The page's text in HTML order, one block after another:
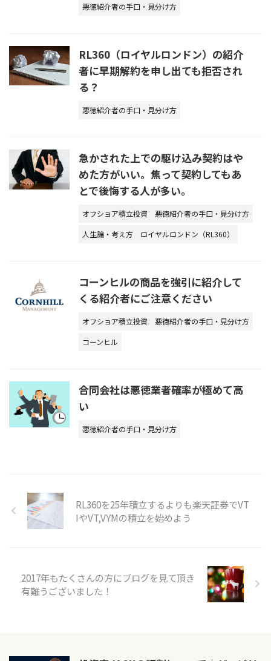
悪徳紹介者の手口・見分け方
RL360（ロイヤルロンドン）の紹介
者に早期解約を申し出ても拒否され
る？
悪徳紹介者の手口・見分け方
急かされた上での駆け込み契約はや
めた方がいい。焦って契約してもあ
とで後悔する人が多い。
オフショア積立投資
悪徳紹介者の手口・見分け方
人生論・考え方
ロイヤルロンドン（RL360）
コーンヒルの商品を強引に紹介して
くる紹介者にご注意ください
オフショア積立投資
悪徳紹介者の手口・見分け方
コーンヒル
合同会社は悪徳業者確率が極めて高
い
悪徳紹介者の手口・見分け方
RL360を25年積立するよりも楽天証券でVT
IやVT,VYMの積立を始めよう
2017年もたくさんの方にブログを見て頂き
有難うございました！